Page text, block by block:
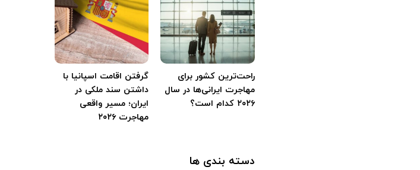
راحت‌ترین کشور برای
مهاجرت ایرانی‌ها در سال
۲۰۲۶ کدام است؟
گرفتن اقامت اسپانیا با
داشتن سند ملکی در
ایران؛ مسیر واقعی
مهاجرت ۲۰۲۶
دسته بندی ها